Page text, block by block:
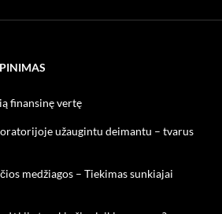
finansinę vertę
užaugintu deimantu – tvarus
medžiagos – Tiekimas sunkiajai